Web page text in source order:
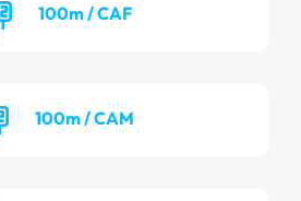
100m / CAF
100m / CAM